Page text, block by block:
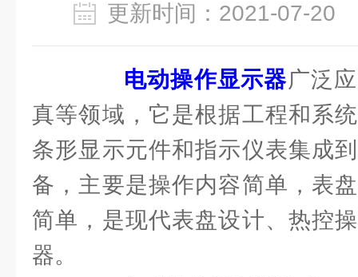
更新时间：2021-07-
电动操作显示器广泛
真等领域，它是根据工程和系
条形显示元件和指示仪表集成
备，主要是操作内容简单，表
简单，是现代表盘设计、热控
器。